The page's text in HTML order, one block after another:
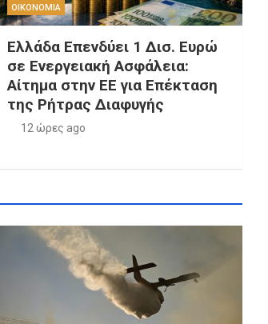
ΟΙΚΟΝΟΜΙΑ
Ελλάδα Επενδύει 1 Δισ. Ευρώ
σε Ενεργειακή Ασφάλεια:
Αίτημα στην ΕΕ για Επέκταση
της Ρήτρας Διαφυγής
12 ώρες ago